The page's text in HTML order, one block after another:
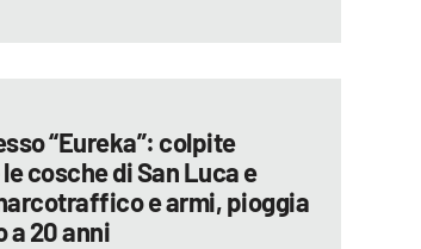
“Eureka”: colpite
cosche di San Luca e
e armi, pioggia
a 20 anni